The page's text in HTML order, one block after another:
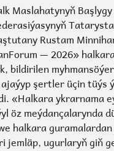
Maslahatynyň
Rustam
— 2026»
bildirilen
şertler üçin tüýs
«Halkara ykrarnama
öz meýdançalarynda
halkara
jemläp, ugurlaryň giň